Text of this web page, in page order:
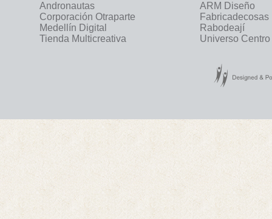
Andronautas
ARM Diseño
Corporación Otraparte
Fabricadecosas
Medellín Digital
Rabodeají
Tienda Multicreativa
Universo Centro